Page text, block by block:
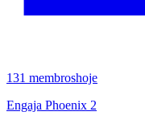
131 membroshoje
Engaja Phoenix 2